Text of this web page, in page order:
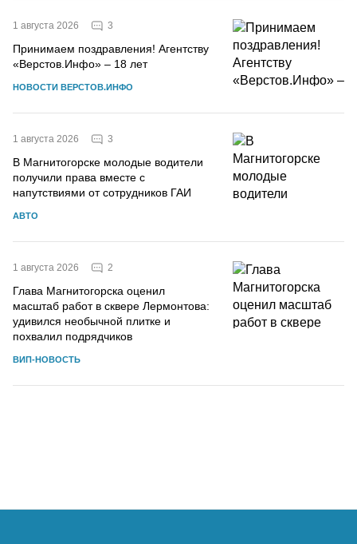
1 августа 2026 3
Принимаем поздравления! Агентству
«Верстов.Инфо» – 18 лет
НОВОСТИ ВЕРСТОВ.ИНФО
1 августа 2026 3
В Магнитогорске молодые водители
получили права вместе с
напутствиями от сотрудников ГАИ
АВТО
1 августа 2026 2
Глава Магнитогорска оценил
масштаб работ в сквере Лермонтова:
удивился необычной плитке и
похвалил подрядчиков
ВИП-НОВОСТЬ